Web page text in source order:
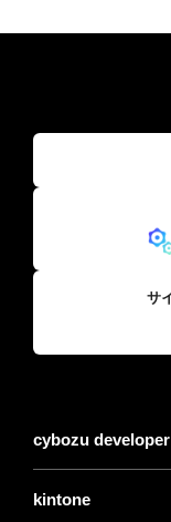
サ
cybozu
kintone